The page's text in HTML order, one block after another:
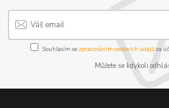
Souhlasím se zpracováním osobních údajůza
Můžete se kdykoli